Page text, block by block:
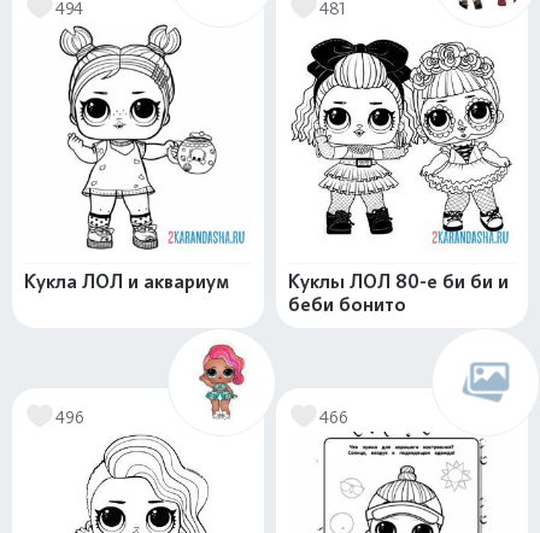
494
Кукла ЛОЛ и аквариум
481
Куклы ЛОЛ 80-е би би и
беби бонито
496 466